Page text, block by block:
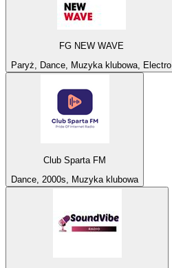
FG NEW WAVE
Paryż, Dance, Muzyka klubowa, Electro
Club Sparta FM
Dance, 2000s, Muzyka klubowa